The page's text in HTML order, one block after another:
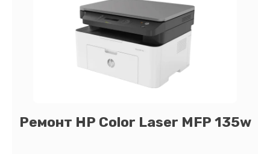
Ремонт HP Color Laser MFP 135w